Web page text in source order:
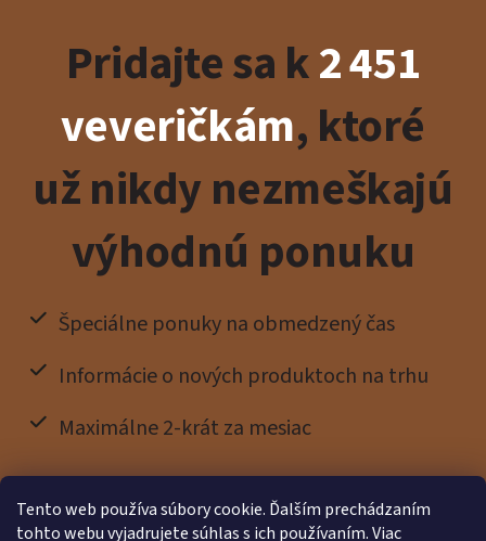
Tento web používa súbory cookie. Ďalším prechádzaním
tohto webu vyjadrujete súhlas s ich používaním. Viac
Pridajte sa k2 451
veveričkám, ktoré
už nikdy nezmeškajú
výhodnú ponuku
Špeciálne ponuky na obmedzený čas
Informácie o nových produktoch na trhu
Maximálne 2-krát za mesiac